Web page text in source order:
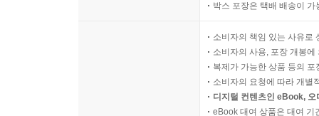
박스 포장은 택배 배송이
소비자의 책임 있는 사유로
소비자의 사용, 포장 개봉
복제가 가능한 상품 등의
소비자의 요청에 따라 개별
디지털 컨텐츠인 eBook,
eBook 대여 상품은 대여 기